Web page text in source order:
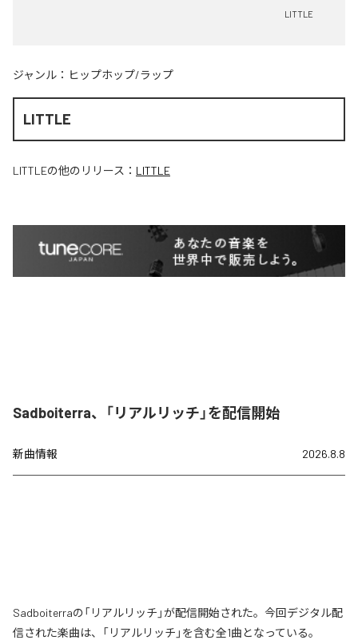
LITTLE
ジャンル： ヒップホップ/ラップ
LITTLE
LITTLEの他のリリース： LITTLE
Sadboiterra、「リアルリッチ」を配信開始
新曲情報 2026.8.8
Sadboiterraの「リアルリッチ」が配信開始された。今回デジタル配
信された楽曲は、「リアルリッチ」を含む全1曲となっている。